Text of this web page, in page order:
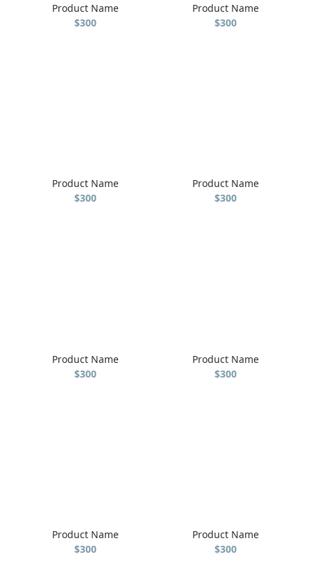
Product Name
$300
Product Name
$300
Product Name
$300
Product Name
$300
Product Name
$300
Product Name
$300
Product Name
$300
Product Name
$300